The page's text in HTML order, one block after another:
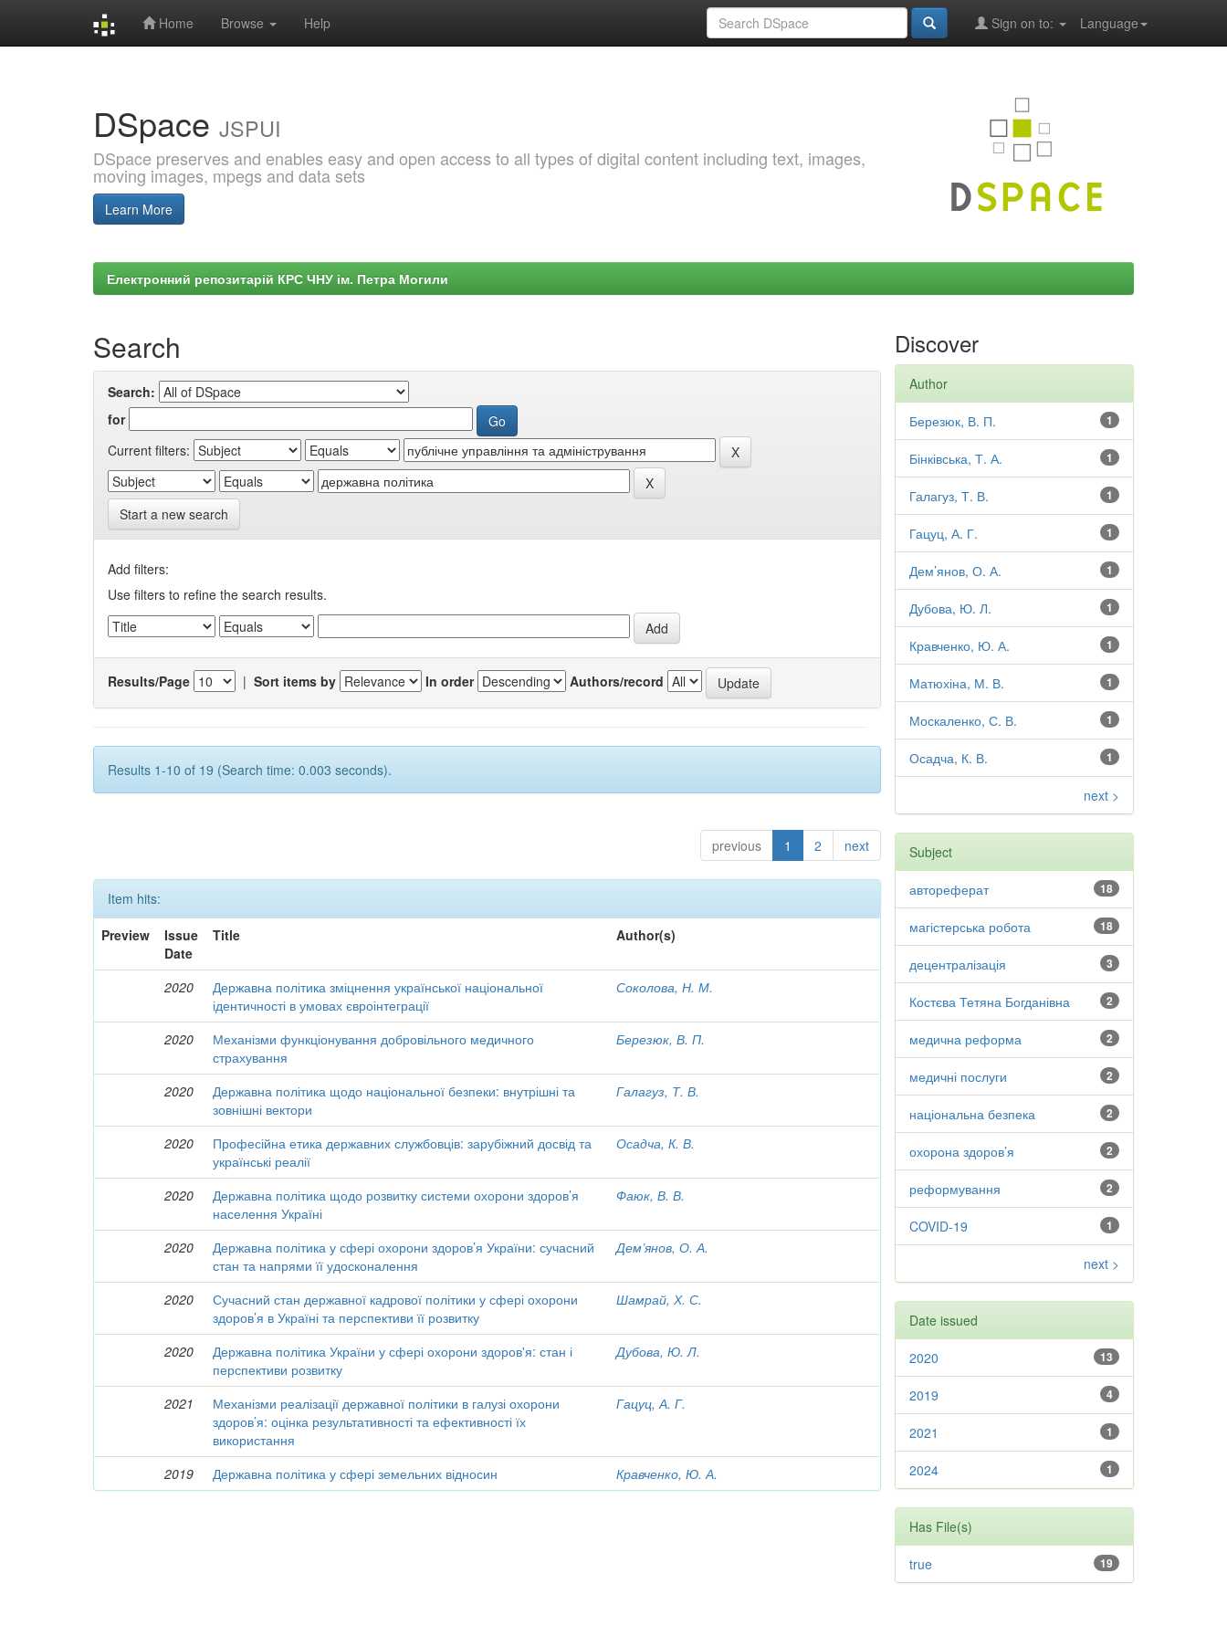
Home Browse Help Language
Sign on to:
DSpace JSPUI
DSpace preserves and enables easy and open access to all types of digital content including text, images,
moving images, mpegs and data sets
Learn More
Електронний репозитарій КРС ЧНУ ім. Петра Могили
Search
Search:
for
Current filters:
Start a new search
Add filters:
Use filters to refine the search results.
Results/Page | Sort items by In order Authors/record
Results 1-10 of 19 (Search time: 0.003 seconds).
previous 1 2 next
Item hits:
Preview
Issue
Date
Title Author(s)
2020
Державна політика зміцнення української національної
ідентичності в умовах євроінтеграції
Соколова, Н. М.
2020
Механізми функціонування добровільного медичного
страхування
Березюк, В. П.
2020
Державна політика щодо національної безпеки: внутрішні та
зовнішні вектори
Галагуз, Т. В.
2020
Професійна етика державних службовців: зарубіжний досвід та
українські реалії
Осадча, К. В.
2020
Державна політика щодо розвитку системи охорони здоров’я
населення Україні
Фаюк, В. В.
2020
Державна політика у сфері охорони здоров’я України: сучасний
стан та напрями її удосконалення
Дем’янов, О. А.
2020
Сучасний стан державної кадрової політики у сфері охорони
здоров’я в Україні та перспективи її розвитку
Шамрай, Х. С.
2020
Державна політика України у сфері охорони здоров'я: стан і
перспективи розвитку
Дубова, Ю. Л.
2021
Механізми реалізації державної політики в галузі охорони
здоров’я: оцінка результативності та ефективності їх
використання
Гацуц, А. Г.
2019 Державна політика у сфері земельних відносин Кравченко, Ю. А.
Discover
Author
1
Березюк, В. П.
1
Бінківська, Т. А.
1
Галагуз, Т. В.
1
Гацуц, А. Г.
1
Дем’янов, О. А.
1
Дубова, Ю. Л.
1
Кравченко, Ю. А.
1
Матюхіна, М. В.
1
Москаленко, С. В.
1
Осадча, К. В.
next >
Subject
18
автореферат
18
магістерська робота
3
децентралізація
2
Костєва Тетяна Богданівна
2
медична реформа
2
медичні послуги
2
національна безпека
2
охорона здоров’я
2
реформування
1
COVID-19
next >
Date issued
13
2020
4
2019
1
2021
1
2024
Has File(s)
19
true